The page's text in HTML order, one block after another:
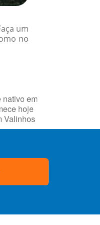
um
no
em
hoje
Valinhos